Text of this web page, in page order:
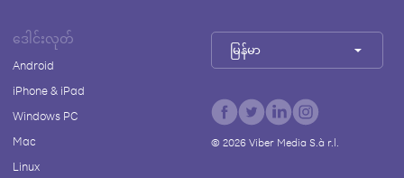
ဒေါင်းလုတ်
Android
iPhone & iPad
Windows PC
Mac
Linux
မြန်မာ
© 2026Viber Media S.à r.l.